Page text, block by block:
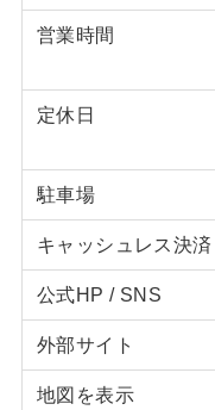
営業時間
定休日
駐車場
キャッシュレス決済
公式HP / SNS
外部サイト
地図を表示